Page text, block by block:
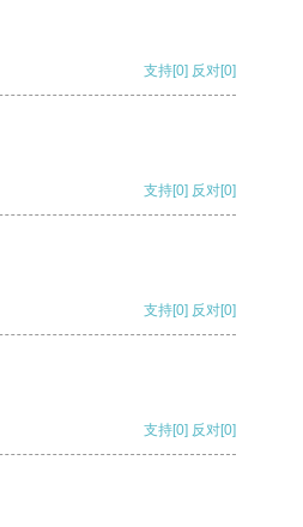
支持[0] 反对[0]
支持[0] 反对[0]
支持[0] 反对[0]
支持[0] 反对[0]